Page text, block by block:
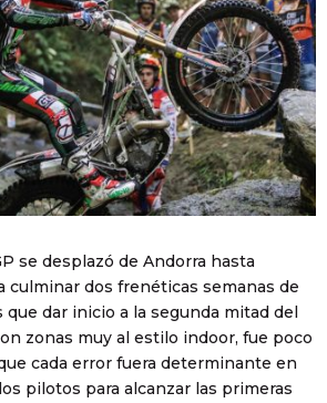
se desplazó de Andorra hasta
culminar dos frenéticas semanas de
dar inicio a la segunda mitad del
zonas muy al estilo indoor, fue poco
cada error fuera determinante en
pilotos para alcanzar las primeras